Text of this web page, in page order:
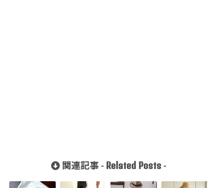
関連記事 - Related Posts-